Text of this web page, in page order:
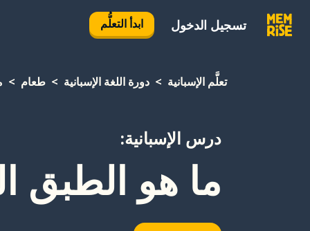
تسجيل الدخول ابدأ التعلُّم
تعلَّم الإسبانية دورة اللغة الإسبانية طعام
درس الإسبانية:
ما هو الطبق